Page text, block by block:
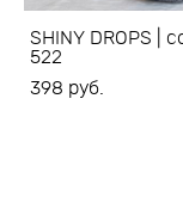
SHINY DROPS |
522
398 pуб.